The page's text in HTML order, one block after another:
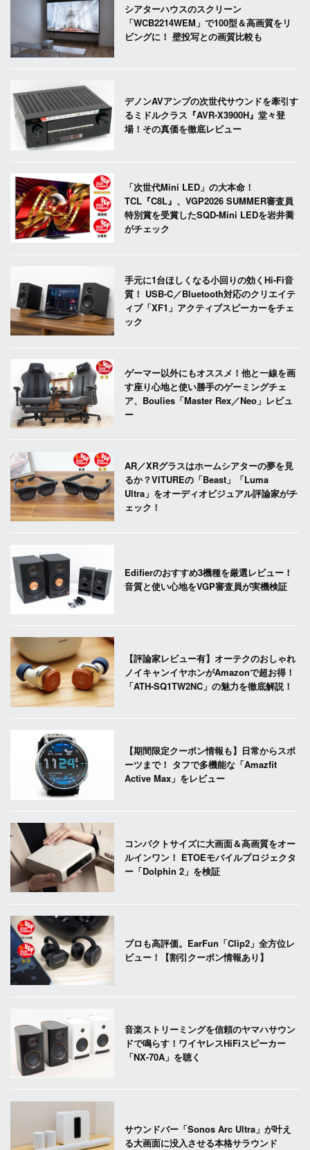
シアターハウスのスクリーン
「WCB2214WEM」で100型＆高画質をリ
ビングに！ 壁投写との画質比較も
デノンAVアンプの次世代サウンドを牽引す
るミドルクラス『AVR-X3900H』堂々登
場！その真価を徹底レビュー
「次世代Mini LED」の大本命！
TCL『C8L』、VGP2026 SUMMER審査員
特別賞を受賞したSQD-Mini LEDを岩井喬
がチェック
手元に1台ほしくなる小回りの効くHi-Fi音
質！ USB-C／Bluetooth対応のクリエイテ
ィブ「XF1」アクティブスピーカーをチェ
ック
ゲーマー以外にもオススメ！他と一線を画
す座り心地と使い勝手のゲーミングチェ
ア、Boulies「Master Rex／Neo」レビュ
ー
AR／XRグラスはホームシアターの夢を見
るか？VITUREの「Beast」「Luma
Ultra」をオーディオビジュアル評論家がチ
ェック！
Edifierのおすすめ3機種を厳選レビュー！
音質と使い心地をVGP審査員が実機検証
【評論家レビュー有】オーテクのおしゃれ
ノイキャンイヤホンがAmazonで超お得！
「ATH-SQ1TW2NC」の魅力を徹底解説！
【期間限定クーポン情報も】日常からスポ
ーツまで！ タフで多機能な「Amazfit
Active Max」をレビュー
コンパクトサイズに大画面＆高画質をオー
ルインワン！ ETOEモバイルプロジェクタ
ー「Dolphin 2」を検証
プロも高評価。EarFun「Clip2」全方位レ
ビュー！【割引クーポン情報あり】
音楽ストリーミングを信頼のヤマハサウン
ドで鳴らす！ワイヤレスHiFiスピーカー
「NX-70A」を聴く
サウンドバー「Sonos Arc Ultra」が叶え
る大画面に没入させる本格サラウンド